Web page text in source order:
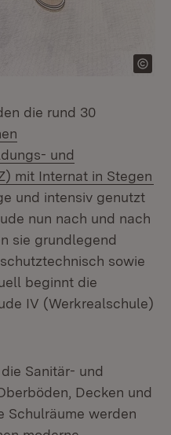
die rund 30
und
mit Internat in Stegen
und intensiv genutzt
nun nach und nach
sie grundlegend
sowie
beginnt die
IV (Werkrealschule)
Sanitär- und
Decken und
Schulräume werden